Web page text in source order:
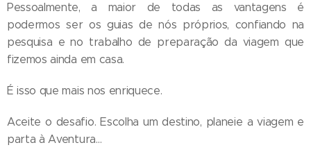
Pessoalmente, a maior de todas as vantagens é
podermos ser os guias de nós próprios, confiando na
pesquisa e no trabalho de preparação da viagem que
fizemos ainda em casa.
É isso que mais nos enriquece.
Aceite o desafio. Escolha um destino, planeie a viagem e
parta à Aventura…